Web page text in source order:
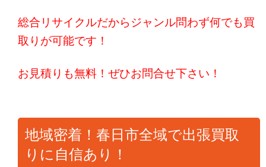
総合リサイクルだからジャンル問わず何でも買
取りが可能です！
お見積りも無料！ぜひお問合せ下さい！
地域密着！春日市全域で出張買取
りに自信あり！